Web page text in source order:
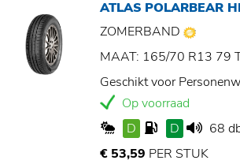
ATLAS POLARBEAR
ZOMERBAND
MAAT: 165/70 R13 79
Geschikt voor
Op voorraad
D
D
68
€ 53,59 PER STUK